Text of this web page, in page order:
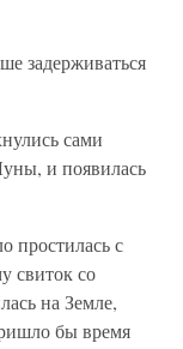
задерживаться
сами
и появилась
простилась с
свиток со
на Земле,
бы время